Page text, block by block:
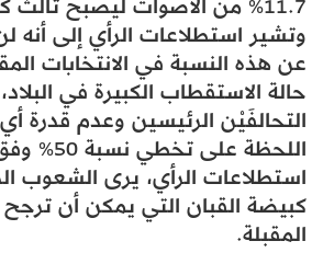
وتشير استطلاعات الرأي إلى أنه
عن هذه النسبة في الانتخابات
حالة الاستقطاب الكبيرة في
التحالفَيْن الرئيسين وعدم قدرة
اللحظة على
استطلاعات الرأي، يرى الشعوب
كبيضة القبان التي يمكن أن ترجح
المقبلة.